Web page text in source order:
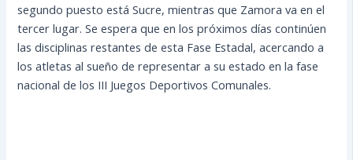
segundo puesto está Sucre, mientras que Zamora va en el
tercer lugar. Se espera que en los próximos días continúen
las disciplinas restantes de esta Fase Estadal, acercando a
los atletas al sueño de representar a su estado en la fase
nacional de los III Juegos Deportivos Comunales.